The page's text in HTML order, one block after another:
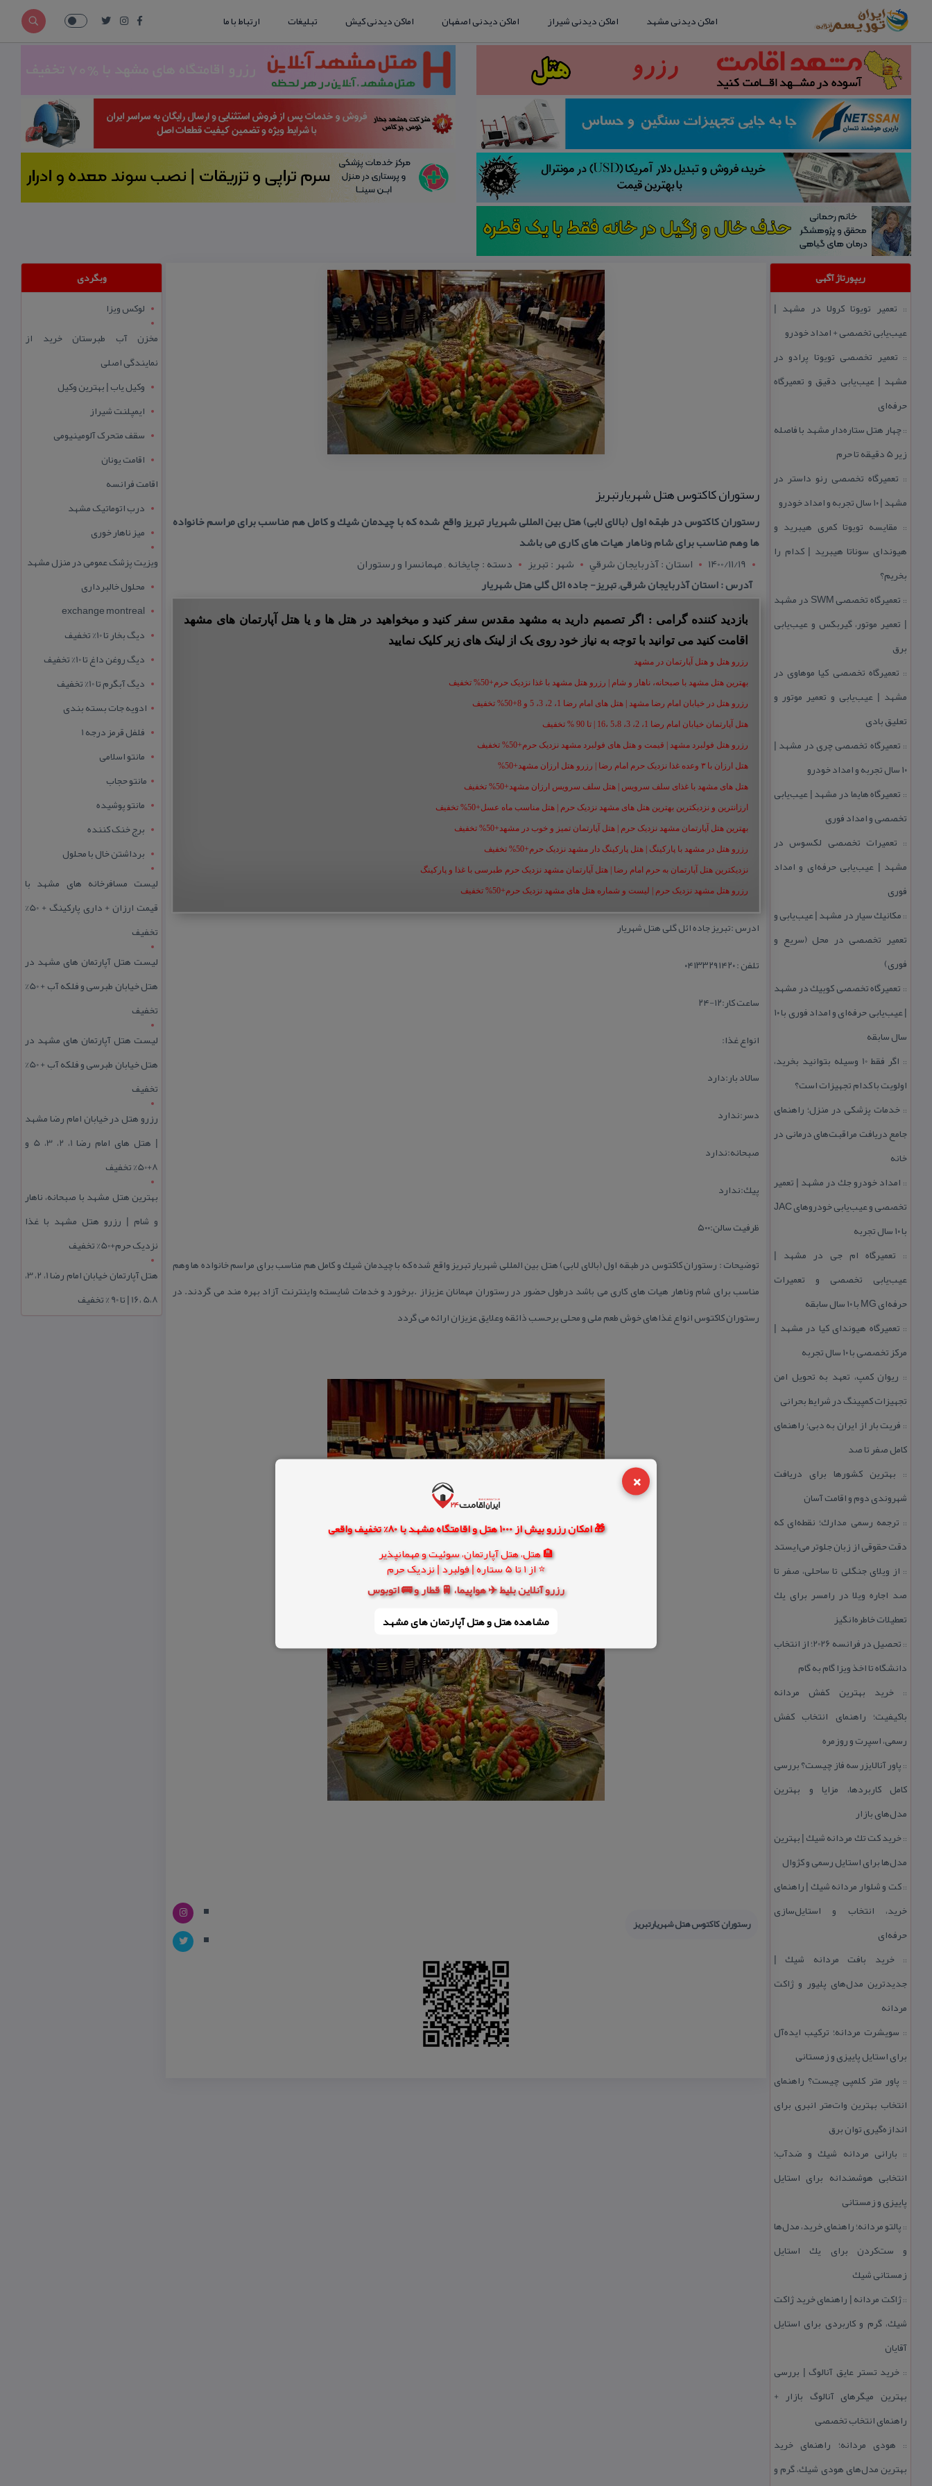
×
🎁 امکان رزرو بیش از 1000 هتل و اقامتگاه مشهد با 80% تخفیف واقعی
🏨 هتل، هتل آپارتمان، سوئیت و مهمانپذیر
⭐ از 1 تا 5 ستاره | فولبرد | نزدیک حرم
رزرو آنلاین بلیط ✈️ هواپیما، 🚆 قطار و 🚌 اتوبوس
مشاهده هتل و هتل‌ آپارتمان های مشهد
اماکن دیدنی مشهد اماکن دیدنی شیراز اماکن دیدنی اصفهان اماکن دیدنی کیش تبلیغات ارتباط با ما
ریپورتاژ آگهی
:: تعمیر تویوتا كرولا در مشهد |
عیب‌یابی تخصصی + امداد خودرو
:: تعمیر تخصصی تویوتا پرادو در
مشهد | عیب‌یابی دقیق و تعمیرگاه
حرفه‌ای
::چهار هتل‌ ستاره‌دار مشهد با فاصله
زیر 5 دقیقه تا حرم
:: تعمیرگاه تخصصی رنو داستر در
مشهد | ۱۰ سال تجربه و امداد خودرو
:: مقایسه تویوتا كمری هیبرید و
هیوندای سوناتا هیبرید | كدام را
بخریم؟
::
تعمیرگاه تخصصی SWM در مشهد
| تعمیر موتور، گیربكس و عیب‌یابی
برق
:: تعمیرگاه تخصصی كیا موهاوی در
مشهد | عیب‌یابی و تعمیر موتور و
تعلیق بادی
:: تعمیرگاه تخصصی چری در مشهد |
۱۰ سال تجربه و امداد خودرو
:: تعمیرگاه هایما در مشهد | عیب‌یابی
تخصصی و امداد فوری
:: تعمیرات تخصصی لكسوس در
مشهد | عیب‌یابی حرفه‌ای و امداد
فوری
:: مكانیك سیار در مشهد | عیب‌یابی و
تعمیر تخصصی در محل (سریع و
فوری)
:: تعمیرگاه تخصصی كوییك در مشهد
| عیب‌یابی حرفه‌ای و امداد فوری با ۱۰
سال سابقه
::
اگر فقط 10 وسیله بتوانید بخرید،
اولویت با كدام تجهیزات است؟
:: خدمات پزشكی در منزل؛ راهنمای
جامع دریافت مراقبت‌های درمانی در
خانه
:: امداد خودرو جك در مشهد | تعمیر
تخصصی و عیب‌یابی خودروهای JAC
با ۱۰ سال تجربه
:: تعمیرگاه ام جی در مشهد |
عیب‌یابی تخصصی و تعمیرات
حرفه‌ای MG با ۱۰ سال سابقه
:: تعمیرگاه هیوندای كیا در مشهد |
مركز تخصصی با ۱۰ سال تجربه
:: ریوان كمپ، تعهد به تحویل امن
تجهیزات كمپینگ در شرایط بحرانی
:: فریت بار از ایران به دبی؛ راهنمای
كامل صفر تا صد
:: بهترین كشورها برای دریافت
شهروندی دوم و اقامت آسان
:: ترجمه رسمی مدارك؛ نقطه‌ای كه
دقت حقوقی از زبان جلوتر می‌ایستد
:: از ویلای جنگلی تا ساحلی، صفر تا
صد اجاره ویلا در رامسر برای یك
تعطیلات خاطره‌انگیز
::
تحصیل در فرانسه 2026؛ از انتخاب
دانشگاه تا اخذ ویزا گام به گام
::خرید بهترین كفش مردانه
باكیفیت؛ راهنمای انتخاب كفش
رسمی، اسپرت و روزمره
:: پاور آنالایزر سه فاز چیست؟ بررسی
كامل كاربردها، مزایا و بهترین
مدل‌های بازار
::خرید كت تك مردانه شیك | بهترین
مدل‌ها برای استایل رسمی و كژوال
::كت و شلوار مردانه شیك | راهنمای
خرید، انتخاب و استایل‌سازی
حرفه‌ای
::خرید بافت مردانه شیك |
جدیدترین مدل‌های پلیور و ژاكت
مردانه
:: سویشرت مردانه؛ تركیب ایده‌آل
برای استایل پاییزی و زمستانی
:: پاور متر كلمپی چیست؟ راهنمای
انتخاب بهترین وات‌متر انبری برای
اندازه‌گیری توان برق
:: بارانی مردانه شیك و ضدآب؛
انتخابی هوشمندانه برای استایل
پاییزی و زمستانی
:: پالتو مردانه؛ راهنمای خرید، مدل‌ها
و ست‌كردن برای یك استایل
زمستانی شیك
::ژاكت مردانه | راهنمای خرید ژاكت
شیك، گرم و كاربردی برای استایل
آقایان
:: خرید تستر عایق آنالوگ | بررسی
بهترین میگرهای آنالوگ بازار +
راهنمای انتخاب تخصصی
:: هودی مردانه؛ راهنمای خرید
بهترین مدل‌های هودی شیك، گرم و
رستوران كاكتوس هتل شهریارتبریز
رستوران كاكتوس در طبقه اول (بالای لابی) هتل بین المللی شهریار تبریز واقع شده كه با چیدمان شیك و كامل هم مناسب برای مراسم خانواده
ها وهم مناسب برای شام وناهار هیات های كاری می باشد
1400/11/19
استان : آذربايجان شرقي شهر : تبريز
دسته : چایخانه , مهمانسرا و رستوران
آدرس : استان آذربایجان شرقی, تبریز- جاده ائل گلی هتل شهریار
بازدید کننده گرامی : اگر تصمیم دارید به مشهد مقدس سفر کنید و میخواهید در هتل ها و یا هتل آپارتمان های مشهد
اقامت کنید می توانید با توجه به نیاز خود روی یک از لینک های زیر کلیک نمایید
رزرو هتل و هتل آپارتمان در مشهد
بهترین هتل مشهد با صبحانه، ناهار و شام | رزرو هتل مشهد با غذا نزدیک حرم+50% تخفیف
رزرو هتل در خیابان امام رضا مشهد | هتل‌ های امام رضا 1، 2، 3، 5 و 8+50% تخفیف
هتل آپارتمان خیابان امام رضا 1، 2، 3، 5،8 ،16 | تا 90 % تخفیف
رزرو هتل فولبرد مشهد | قیمت و هتل های فولبرد مشهد نزدیک حرم+50% تخفیف
هتل ارزان با ۳ وعده غذا نزدیک حرم امام رضا | رزرو هتل ارزان مشهد+50%
هتل های مشهد با غذای سلف سرویس | هتل سلف سرویس ارزان مشهد+50% تخفیف
ارزانترین و نزدیکترین بهترین هتل های مشهد نزدیک حرم | هتل مناسب ماه عسل+50% تخفیف
بهترین هتل آپارتمان مشهد نزدیک حرم | هتل آپارتمان تمیز و خوب در مشهد+50% تخفیف
رزرو هتل در مشهد با پارکینگ | هتل پارکینگ دار مشهد نزدیک حرم+50% تخفیف
نزدیکترین هتل آپارتمان به حرم امام رضا | هتل آپارتمان مشهد نزدیک حرم طبرسی با غذا و پارکینگ
رزرو هتل مشهد نزدیک حرم | لیست و شماره هتل های مشهد نزدیک حرم+50% تخفیف
ادرس :تبریز جاده ائل گلی هتل شهریار
تلفن : ۰۴۱۳۳۲۹۱۴۲۰
ساعت كار:۱۲-۲۴
انواع غذا:
سالاد بار:دارد
دسر:ندارد
صبحانه:ندارد
پیك:ندارد
ظرفیت سالن:۵۰۰
توضیحات : رستوران كاكتوس در طبقه اول (بالای لابی) هتل بین المللی شهریار تبریز واقع شده كه با چیدمان شیك و كامل هم مناسب برای مراسم خانواده ها وهم
مناسب برای شام وناهار هیات های كاری می باشد درطول حضور در رستوران مهمانان عزیزاز .برخورد و خدمات شایسته واینترنت آزاد بهره مند می گردند. در
رستوران كاكتوس انواع غذاهای خوش طعم ملی و محلی برحسب ذائقه وعلایق عزیزان ارائه می گردد
رستوران كاكتوس هتل شهریارتبریز
وبگردی
لوکس ویزا
مخزن آب طبرستان خرید از
نمایندگی اصلی
وکیل یاب | بهترین وکیل
ایمپلنت شیراز
سقف متحرک آلومینیومی
اقامت یونان
اقامت فرانسه
درب اتوماتیک مشهد
میز ناهار خوری
ویزیت پزشک عمومی در منزل مشهد
محلول خالبرداری
exchange montreal
دیگ بخار تا 10% تخفیف
دیگ روغن داغ تا 10% تخفیف
دیگ آبگرم تا 10% تخفیف
ادویه جات بسته بندی
فلفل قرمز درجه 1
مانتو اسلامی
مانتو حجاب
مانتو پوشیده
برج خنک کننده
برداشتن خال با محلول
لیست مسافرخانه های مشهد با
قیمت ارزان + داری پارکینگ + 50%
تخفیف
لیست هتل آپارتمان های مشهد در
هتل خیابان طبرسی و فلکه آب + 50%
تخفیف
لیست هتل آپارتمان های مشهد در
هتل خیابان طبرسی و فلکه آب + 50%
تخفیف
رزرو هتل در خیابان امام رضا مشهد
| هتل‌ های امام رضا 1، 2، 3، 5 و
8+50% تخفیف
بهترین هتل مشهد با صبحانه، ناهار
و شام | رزرو هتل مشهد با غذا
نزدیک حرم+50% تخفیف
هتل آپارتمان خیابان امام رضا 1، 2، 3،
5،8 ،16 | تا 90 % تخفیف